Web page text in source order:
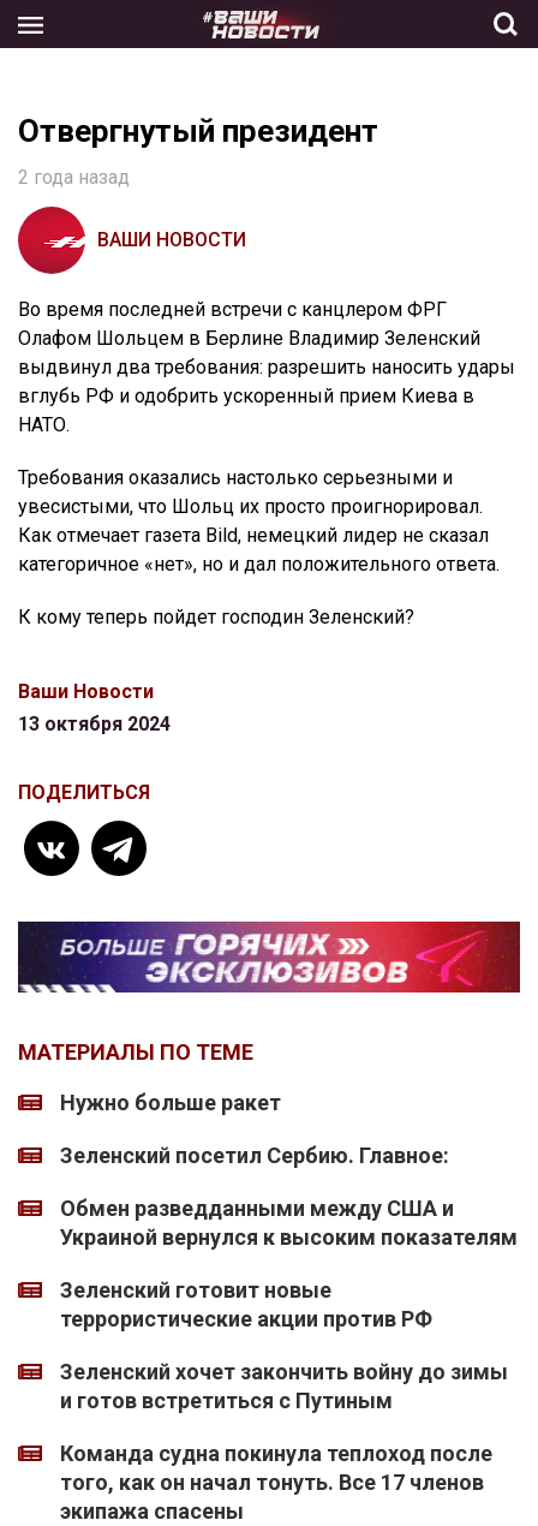
the
Отвергнутый президент
2 года назад
ВАШИ НОВОСТИ
Во время последней встречи с канцлером ФРГ
Олафом Шольцем в Берлине Владимир Зеленский
выдвинул два требования: разрешить наносить удары
вглубь РФ и одобрить ускоренный прием Киева в
НАТО.
Требования оказались настолько серьезными и
увесистыми, что Шольц их просто проигнорировал.
Как отмечает газета Bild, немецкий лидер не сказал
категоричное «нет», но и дал положительного ответа.
К кому теперь пойдет господин Зеленский?
Ваши Новости
13 октября 2024
ПОДЕЛИТЬСЯ
МАТЕРИАЛЫ ПО ТЕМЕ
Нужно больше ракет
Зеленский посетил Сербию. Главное:
Обмен разведданными между США и
Украиной вернулся к высоким показателям
Зеленский готовит новые
террористические акции против РФ
Зеленский хочет закончить войну до зимы
и готов встретиться с Путиным
Команда судна покинула теплоход после
того, как он начал тонуть. Все 17 членов
экипажа спасены